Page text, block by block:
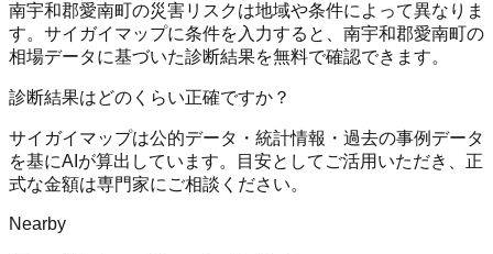
南宇和郡愛南町の災害リスクは地域や条件によって異なりま
す。サイガイマップに条件を入力すると、南宇和郡愛南町の
相場データに基づいた診断結果を無料で確認できます。
診断結果はどのくらい正確ですか？
サイガイマップは公的データ・統計情報・過去の事例データ
を基にAIが算出しています。目安としてご活用いただき、正
式な金額は専門家にご相談ください。
Nearby